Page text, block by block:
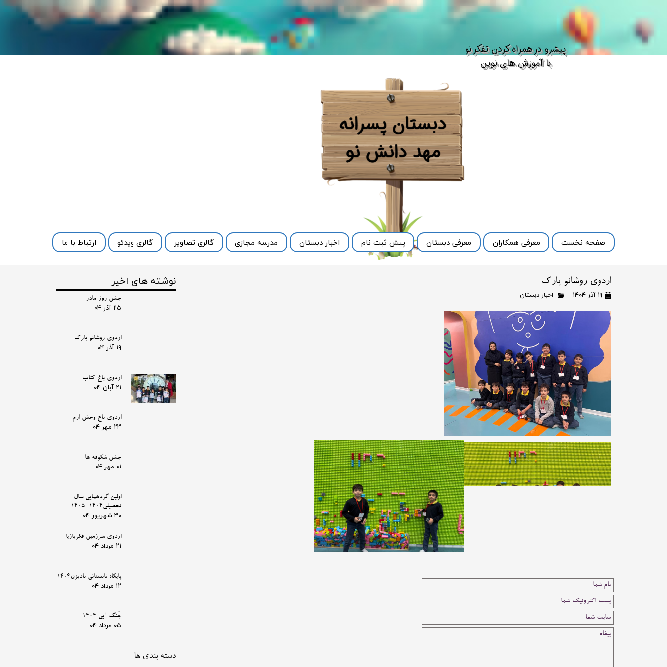
دبستان پسرانه
​​​​​​​مهد دانش نو
صفحه نخست معرفی همکاران معرفی دبستان پیش ثبت نام اخبار دبستان مدرسه مجازی گالری تصاویر گالری ویدئو ارتباط با ما
​پیشرو در همراه کردن تفکر نو​​​​​​​
با آموزش های نوین
اردوی روشانو پارک
۱۹ آذر ۱۴۰۴ اخبار دبستان
نوشته های اخیر
جشن روز مادر
۲۵ آذر ۰۴
اردوی روشانو پارک
۱۹ آذر ۰۴
اردوی باغ کتاب
۲۱ آبان ۰۴
اردوی باغ وحش ارم
۲۳ مهر ۰۴
جشن شکوفه ها
۰۱ مهر ۰۴
اولین گردهمایی سال
تحصیلی1404_1405
۳۰ شهریور ۰۴
اردوی سرزمین فکربازیا
۲۱ مرداد ۰۴
پایگاه تابستانی بادبزن1404
۱۲ مرداد ۰۴
جُنگ آبی 1404
۰۵ مرداد ۰۴
دسته بندی ها